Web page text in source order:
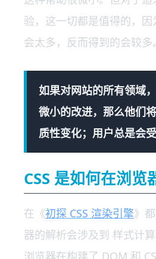
验，这一切都是值得的，
会太多，反而得到的会较多。
如果对网站的所有领域
微小的改进，那么他们
质性变化；用户总是会
CSS 是如何在浏览
在《初探 CSS 渲染引擎》
器的解析会涉及到 样式计算
浏览器在构建了 DOM 和